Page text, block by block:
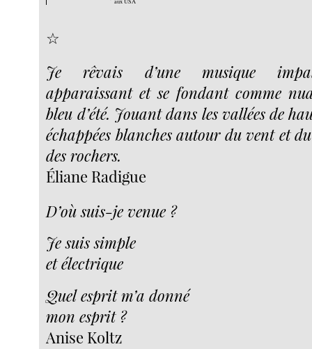
☆
Je rêvais d’une musique
apparaissant et se fondant comme
bleu d’été. Jouant dans les vallées de
échappées blanches autour du vent et
des rochers.
Éliane Radigue
D’où suis-je venue ?
Je suis simple
et électrique
Quel esprit m’a donné
mon esprit ?
Anise Koltz